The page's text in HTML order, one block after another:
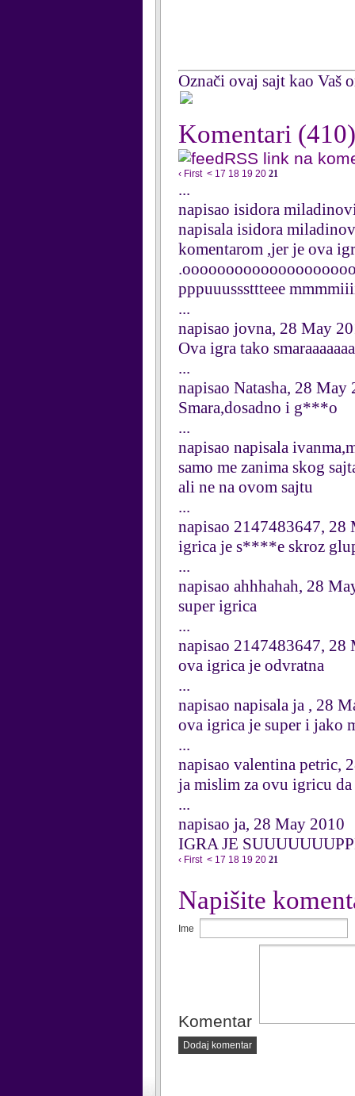
Označi ovaj sajt kao Vaš
Komentari (410)
RSS link na
‹ First < 17 18 19 20 21
...
napisao isidora
napisala isidora
komentarom ,jer je ova
pppuuusssttteee
...
napisao jovna, 28 May
Ova igra tako
...
napisao Natasha, 28 May
Smara,dosadno i g***o
...
napisao napisala
samo me zanima skog
ali ne na ovom sajtu
...
napisao 2147483647, 28
igrica je s****e skroz
...
napisao ahhhahah, 28
super igrica
...
napisao 2147483647, 28
ova igrica je odvratna
...
napisao napisala ja , 28
ova igrica je super i jako
...
napisao valentina petric,
ja mislim za ovu igricu
...
napisao ja, 28 May 2010
IGRA JE
‹ First < 17 18 19 20 21
Napišite
Ime
Komentar
Dodaj komentar